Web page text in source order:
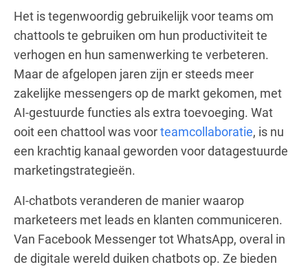
Het is tegenwoordig gebruikelijk voor teams om
chattools te gebruiken om hun productiviteit te
verhogen en hun samenwerking te verbeteren.
Maar de afgelopen jaren zijn er steeds meer
zakelijke messengers op de markt gekomen, met
AI-gestuurde functies als extra toevoeging. Wat
ooit een chattool was voorteamcollaboratie, is nu
een krachtig kanaal geworden voor datagestuurde
marketingstrategieën.
AI-chatbots veranderen de manier waarop
marketeers met leads en klanten communiceren.
Van Facebook Messenger tot WhatsApp, overal in
de digitale wereld duiken chatbots op. Ze bieden